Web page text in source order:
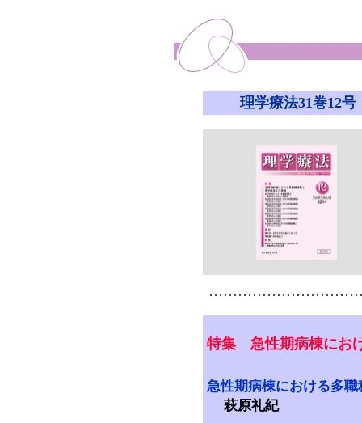
理学療法31巻12号
特集 急性期病棟にお
急性期病棟における多
萩原礼紀